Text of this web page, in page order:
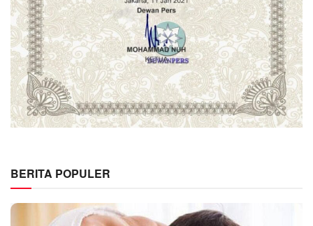
BERITA POPULER